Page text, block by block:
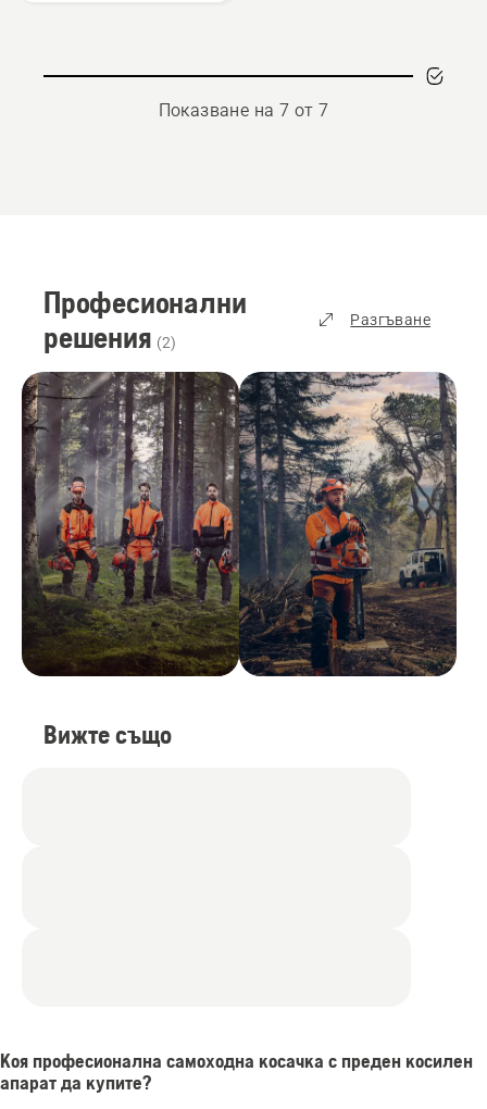
Показване на 7 от 7
Професионални
решения (2)
Разгъване
Вижте също
Коя професионална самоходна косачка с преден косилен
апарат да купите?